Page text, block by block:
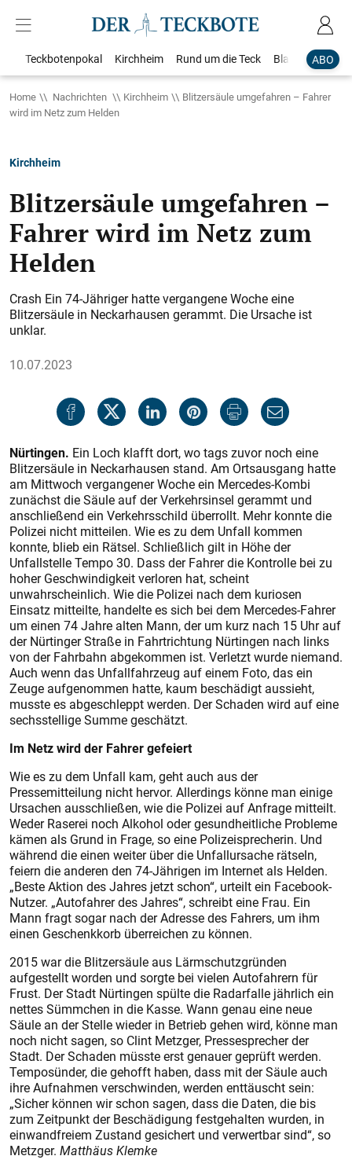
ABO
Teckbotenpokal Kirchheim Rund um die Teck Blaulicht
Home Nachrichten Kirchheim
Blitzersäule umgefahren – Fahrer
wird im Netz zum Helden
Kirchheim
Blitzersäule umgefahren –
Fahrer wird im Netz zum
Helden
Crash Ein 74-Jähriger hatte vergangene Woche eine
Blitzersäule in Neckarhausen gerammt. Die Ursache ist
unklar.
10.07.2023
Nürtingen. Ein Loch klafft dort, wo tags zuvor noch eine
Blitzersäule in Neckarhausen stand. Am Ortsausgang hatte
am Mittwoch vergangener Woche ein Mercedes-Kombi
zunächst die Säule auf der Verkehrsinsel gerammt und
anschließend ein Verkehrsschild überrollt. Mehr konnte die
Polizei nicht mitteilen. Wie es zu dem Unfall kommen
konnte, blieb ein Rätsel. Schließlich gilt in Höhe der
Unfallstelle Tempo 30. Dass der Fahrer die Kontrolle bei zu
hoher Geschwindigkeit verloren hat, scheint
unwahrscheinlich. Wie die Polizei nach dem kuriosen
Einsatz mitteilte, handelte es sich bei dem Mercedes-Fahrer
um einen 74 Jahre alten Mann, der um kurz nach 15 Uhr auf
der Nürtinger Straße in Fahrtrichtung Nürtingen nach links
von der Fahrbahn abgekommen ist. Verletzt wurde niemand.
Auch wenn das Unfallfahrzeug auf einem Foto, das ein
Zeuge aufgenommen hatte, kaum beschädigt aussieht,
musste es abgeschleppt werden. Der Schaden wird auf eine
sechsstellige Summe geschätzt.
Im Netz wird der Fahrer gefeiert
Wie es zu dem Unfall kam, geht auch aus der
Pressemitteilung nicht hervor. Allerdings könne man einige
Ursachen ausschließen, wie die Polizei auf Anfrage mitteilt.
Weder Raserei noch Alkohol oder gesundheitliche Probleme
kämen als Grund in Frage, so eine Polizeisprecherin. Und
während die einen weiter über die Unfallursache rätseln,
feiern die anderen den 74-Jährigen im Internet als Helden.
„Beste Aktion des Jahres jetzt schon“, urteilt ein Facebook-
Nutzer. „Autofahrer des Jahres“, schreibt eine Frau. Ein
Mann fragt sogar nach der Adresse des Fahrers, um ihm
einen Geschenkkorb überreichen zu können.
2015 war die Blitzersäule aus Lärmschutzgründen
aufgestellt worden und sorgte bei vielen Autofahrern für
Frust. Der Stadt Nürtingen spülte die Radarfalle jährlich ein
nettes Sümmchen in die Kasse. Wann genau eine neue
Säule an der Stelle wieder in Betrieb gehen wird, könne man
noch nicht sagen, so Clint Metzger, Pressesprecher der
Stadt. Der Schaden müsste erst genauer geprüft werden.
Temposünder, die gehofft haben, dass mit der Säule auch
ihre Aufnahmen verschwinden, werden enttäuscht sein:
„Sicher können wir schon sagen, dass die Daten, die bis
zum Zeitpunkt der Beschädigung festgehalten wurden, in
einwandfreiem Zustand gesichert und verwertbar sind“, so
Metzger. Matthäus Klemke